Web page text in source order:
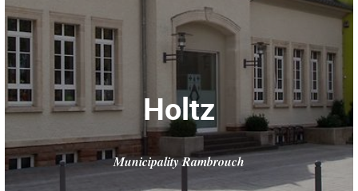
Holtz
Municipality Rambrouch